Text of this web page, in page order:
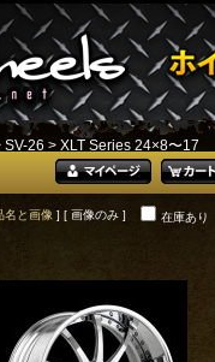
SV-26 > XLT Series 24×8〜17
名と画像 ] [ 画像のみ ] 在庫あり